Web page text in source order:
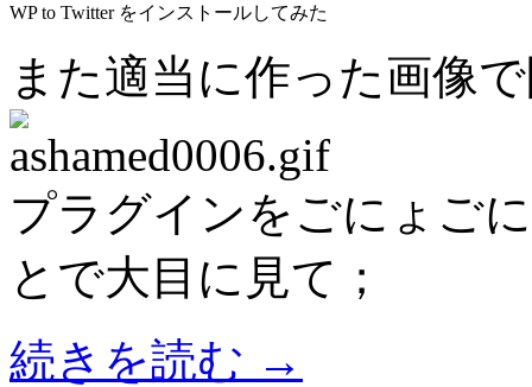
WP to Twitter をインストールしてみた
また適当に作った画像
プラグインをごにょご
とで大目に見て；
続きを読む →